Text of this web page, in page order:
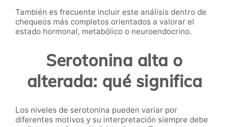
También es frecuente incluir este análisis dentro de
chequeos más completos orientados a valorar el
estado hormonal, metabólico o neuroendocrino.
Serotonina alta o
alterada: qué significa
Los niveles de serotonina pueden variar por
diferentes motivos y su interpretación siempre debe